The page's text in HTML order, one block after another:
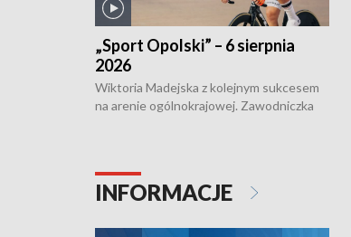
„Sport Opolski” – 6 sierpnia
2026
Wiktoria Madejska z kolejnym sukcesem
na arenie ogólnokrajowej. Zawodniczka
torowym.
INFORMACJE